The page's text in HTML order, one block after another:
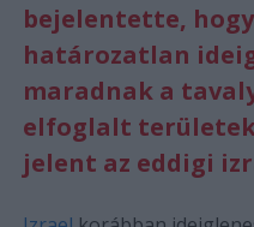
bejelentette,
határozatlan
maradnak a
elfoglalt
jelent az eddigi